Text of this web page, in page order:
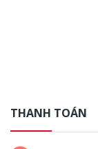
THANH TOÁN